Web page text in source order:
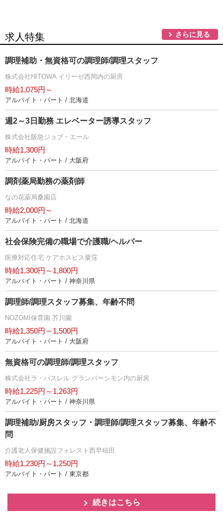
求人特集 さらに見る
調理補助・無資格可の調理師/調理スタッフ
株式会社HITOWA イリーゼ西岡内の厨房
時給1,075円～
アルバイト・パート / 北海道
週2～3日勤務 エレベーター誘導スタッフ
株式会社阪急ジョブ・エール
時給1,300円
アルバイト・パート / 大阪府
調剤薬局勤務の薬剤師
なの花薬局桑園店
時給2,000円～
アルバイト・パート / 北海道
社会保険完備の職場で介護職/ヘルパー
医療対応住宅 ケアホスピス粟窪
時給1,300円～1,800円
アルバイト・パート / 神奈川県
調理師/調理スタッフ募集、年齢不問
NOZOMI保育園 芥川園
時給1,350円～1,500円
アルバイト・パート / 大阪府
無資格可の調理師/調理スタッフ
株式会社ラ・パスレル グランパーシモン内の厨房
時給1,225円～1,263円
アルバイト・パート / 神奈川県
調理補助/厨房スタッフ・調理師/調理スタッフ募集、年齢不
問
介護老人保健施設フォレスト西早稲田
時給1,230円～1,250円
アルバイト・パート / 東京都
続きはこちら